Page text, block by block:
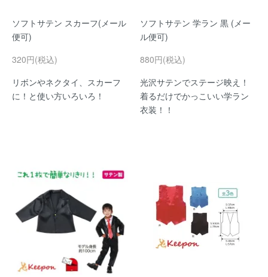
ソフトサテン スカーフ(メール
便可)
320円(税込)
リボンやネクタイ、スカーフ
に！と使い方いろいろ！
ソフトサテン 学ラン 黒 (メー
ル便可)
880円(税込)
光沢サテンでステージ映え！
着るだけでかっこいい学ラン
衣装！！